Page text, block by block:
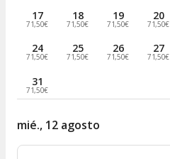
17
71,50€
18
71,50€
19
71,50€
20
71,50€
24
71,50€
25
71,50€
26
71,50€
27
71,50€
31
71,50€
mié., 12 agosto